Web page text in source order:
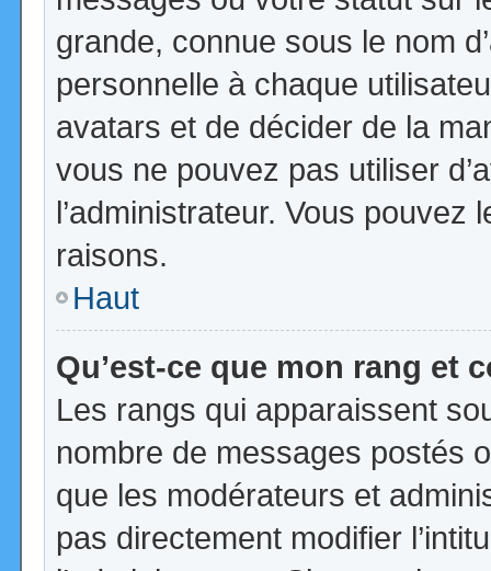
grande, connue sous le nom
personnelle à chaque
avatars et de décider de la
vous ne pouvez pas utiliser
l’administrateur. Vous
raisons.
Haut
Qu’est-ce que mon rang et
Les rangs qui apparaissent
nombre de messages postés
que les modérateurs et
pas directement modifier